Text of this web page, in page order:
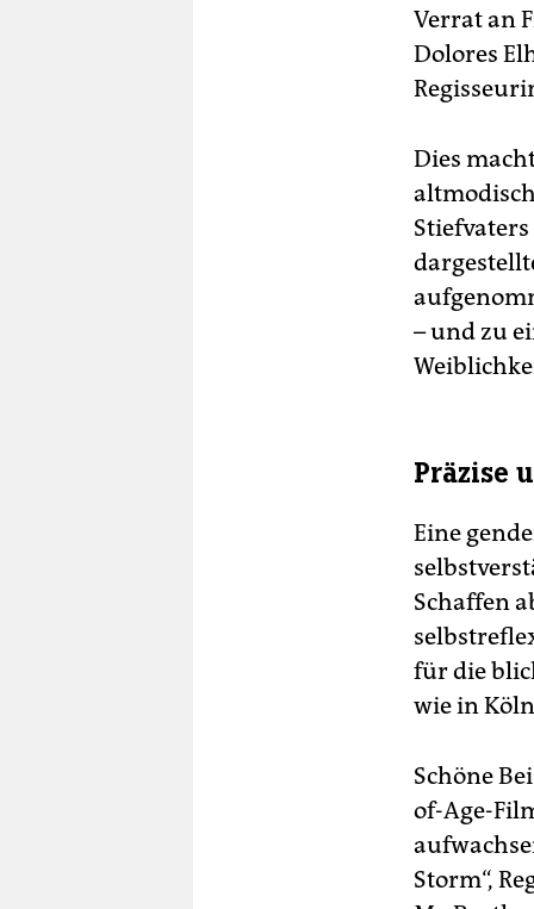
Verrat an
Dolores
Dies
– und zu
Präzise
Eine
Schaffen
für die
wie in
Schöne
of-Age-
Storm“,